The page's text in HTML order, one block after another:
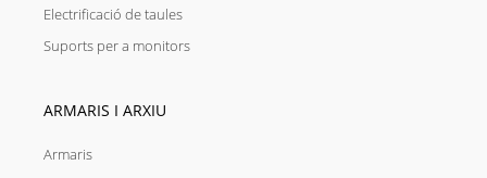
Electrificació de taules
Suports per a monitors
ARMARIS I ARXIU
Armaris